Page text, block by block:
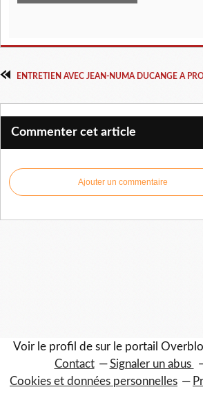
Commenter cet article
Ajouter un commentaire
Voir le profil de sur le portail
Contact
Signaler un abus
Cookies et données personnelles